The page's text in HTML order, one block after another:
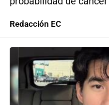
Redacción EC